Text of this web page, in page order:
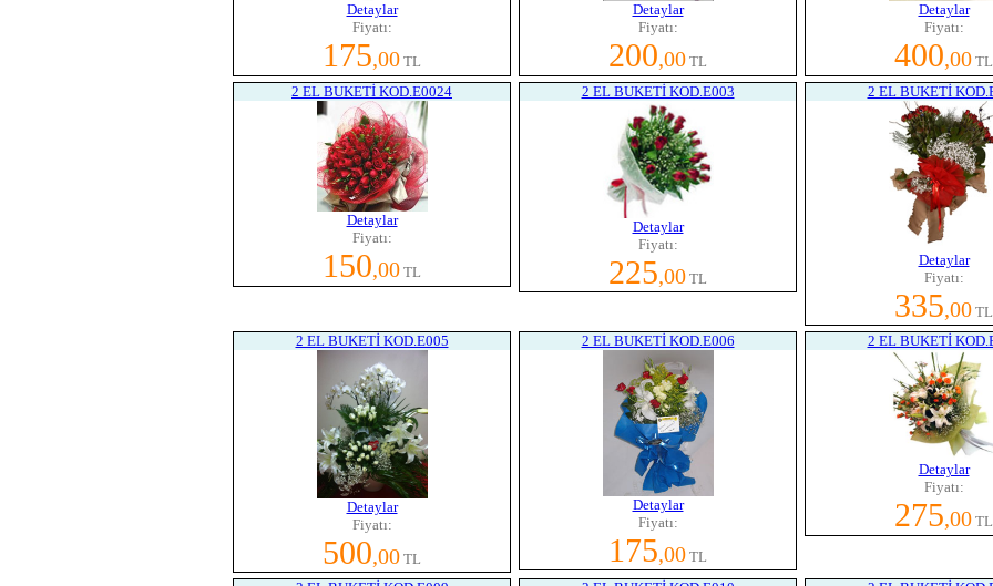
Detaylar
Fiyatı:
175,00 TL
Detaylar
Fiyatı:
200,00 TL
Detaylar
Fiyatı:
400,00 TL
2 EL BUKETİ KOD.E0024
Detaylar
Fiyatı:
150,00 TL
2 EL BUKETİ KOD.E003
Detaylar
Fiyatı:
225,00 TL
2 EL BUKETİ
Detaylar
Fiyatı:
335,00 TL
2 EL BUKETİ KOD.E005
Detaylar
Fiyatı:
500,00 TL
2 EL BUKETİ KOD.E006
Detaylar
Fiyatı:
175,00 TL
2 EL BUKETİ
Detaylar
Fiyatı:
275,00 TL